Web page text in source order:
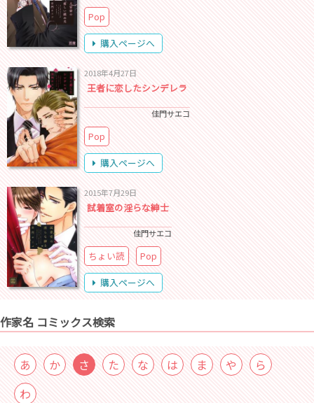
Pop
購入ページへ
2018年4月27日
王者に恋したシンデレラ
佳門サエコ
Pop
購入ページへ
2015年7月29日
試着室の淫らな紳士
佳門サエコ
ちょい読
Pop
購入ページへ
作家名 コミックス検索
あ か さ た な は ま や
ら
わ